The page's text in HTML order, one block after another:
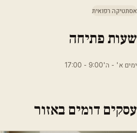
אסתטיקה רפואית
שעות פתיחה
ימים א' - ה'9:00 - 17:00
עסקים דומים באזור